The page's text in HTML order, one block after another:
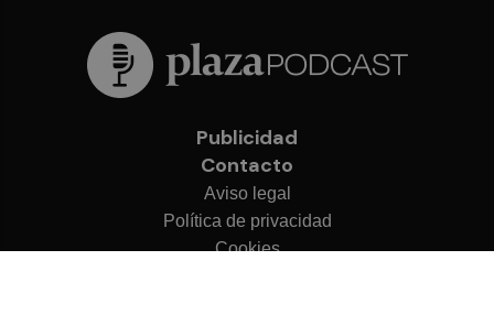
Publicidad
Contacto
Aviso legal
Política de privacidad
Cookies